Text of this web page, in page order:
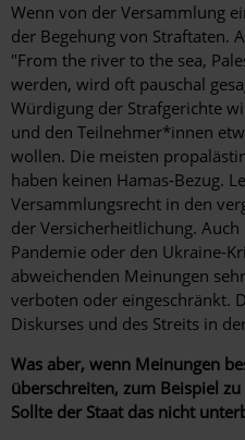
Wenn von der Versammlung
der Begehung von Straftaten.
"From the river to the sea,
werden, wird oft pauschal
Würdigung der Strafgerichte
und den Teilnehmer*innen
wollen. Die meisten
haben keinen Hamas-Bezug.
Versammlungsrecht in den
der Versicherheitlichung.
Pandemie oder den Ukraine-
abweichenden Meinungen
verboten oder eingeschränkt.
Diskurses und des Streits in
Was aber, wenn Meinungen
überschreiten, zum Beispiel
Sollte der Staat das nicht